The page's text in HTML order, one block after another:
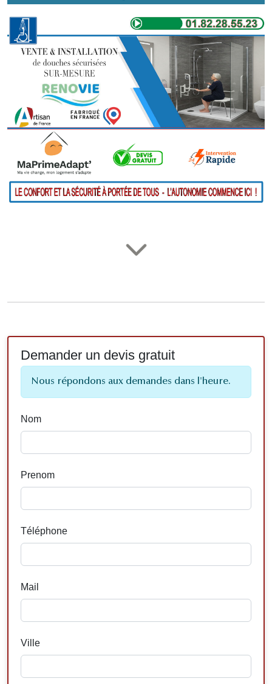
Demander un devis gratuit
Nous répondons aux demandes dans l'heure.
Nom
Prenom
Téléphone
Mail
Ville